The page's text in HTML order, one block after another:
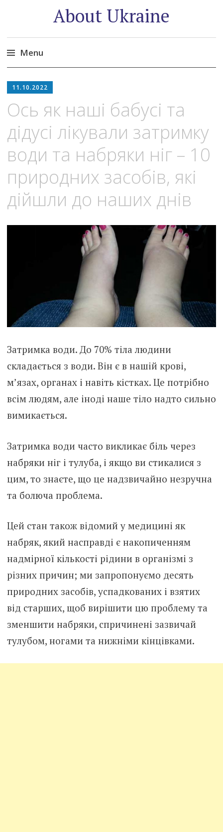
About Ukraine
Menu
to
11.10.2022
Ось як наші бабусі та
дідусі лікували затримку
води та набряки ніг – 10
природних засобів, які
дійшли до наших днів
Затримка води. До 70% тіла людини
складається з води. Він є в нашій крові,
м’язах, органах і навіть кістках. Це потрібно
всім людям, але іноді наше тіло надто сильно
вимикається.
Затримка води часто викликає біль через
набряки ніг і тулуба, і якщо ви стикалися з
цим, то знаєте, що це надзвичайно незручна
та болюча проблема.
Цей стан також відомий у медицині як
набряк, який насправді є накопиченням
надмірної кількості рідини в організмі з
різних причин; ми запропонуємо десять
природних засобів, успадкованих і взятих
від старших, щоб вирішити цю проблему та
зменшити набряки, спричинені зазвичай
тулубом, ногами та нижніми кінцівками.